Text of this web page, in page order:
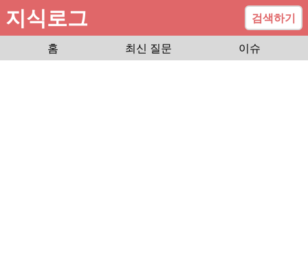
지식로그
검색하기
홈
최신 질문 이슈